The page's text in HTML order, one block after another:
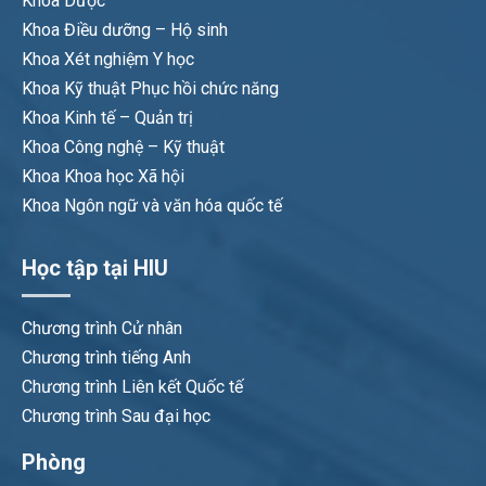
Khoa Điều dưỡng – Hộ sinh
Khoa Xét nghiệm Y học
Khoa Kỹ thuật Phục hồi chức năng
Khoa Kinh tế – Quản trị
Khoa Công nghệ – Kỹ thuật
Khoa Khoa học Xã hội
Khoa Ngôn ngữ và văn hóa quốc tế
Học tập tại HIU
Chương trình Cử nhân
Chương trình tiếng Anh
Chương trình Liên kết Quốc tế
Chương trình Sau đại học
Phòng